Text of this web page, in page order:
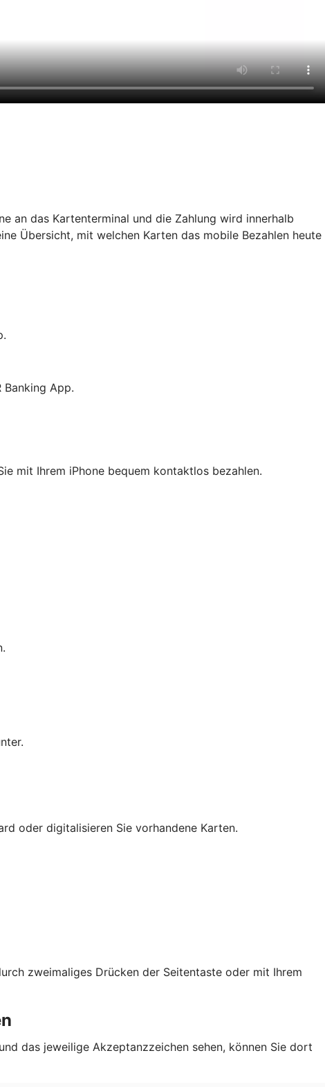
an das Kartenterminal und die Zahlung wird innerhalb
Übersicht, mit welchen Karten das mobile Bezahlen heute
App.
mit Ihrem iPhone bequem kontaktlos bezahlen.
oder digitalisieren Sie vorhandene Karten.
zweimaliges Drücken der Seitentaste oder mit Ihrem
das jeweilige Akzeptanzzeichen sehen, können Sie dort